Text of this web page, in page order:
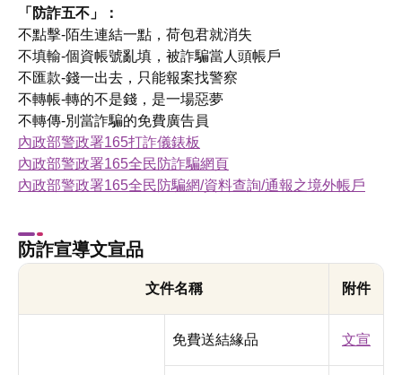
「防詐五不」：
不點擊-陌生連結一點，荷包君就消失
不填輸-個資帳號亂填，被詐騙當人頭帳戶
不匯款-錢一出去，只能報案找警察
不轉帳-轉的不是錢，是一場惡夢
不轉傳-別當詐騙的免費廣告員
內政部警政署165打詐儀錶板
內政部警政署165全民防詐騙網頁
內政部警政署165全民防騙網/資料查詢/通報之境外帳戶
防詐宣導文宣品
文件名稱 附件
免費送結緣品 文宣